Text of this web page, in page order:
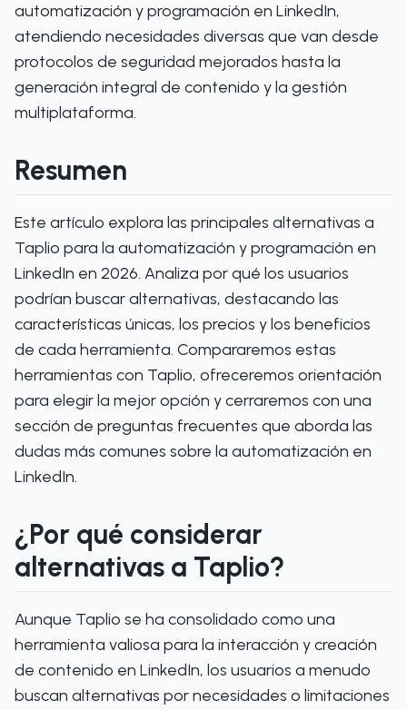
automatización y programación en LinkedIn,
atendiendo necesidades diversas que van desde
protocolos de seguridad mejorados hasta la
generación integral de contenido y la gestión
multiplataforma.
Resumen
Este artículo explora las principales alternativas a
Taplio para la automatización y programación en
LinkedIn en 2026. Analiza por qué los usuarios
podrían buscar alternativas, destacando las
características únicas, los precios y los beneficios
de cada herramienta. Compararemos estas
herramientas con Taplio, ofreceremos orientación
para elegir la mejor opción y cerraremos con una
sección de preguntas frecuentes que aborda las
dudas más comunes sobre la automatización en
LinkedIn.
¿Por qué considerar
alternativas a Taplio?
Aunque Taplio se ha consolidado como una
herramienta valiosa para la interacción y creación
de contenido en LinkedIn, los usuarios a menudo
buscan alternativas por necesidades o limitaciones